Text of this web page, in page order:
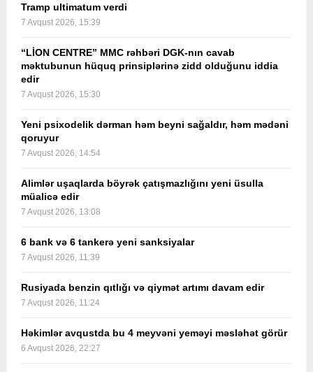
Tramp ultimatum verdi
7 Avqust 2026, 15:39
“LİON CENTRE” MMC rəhbəri DGK-nın cavab
məktubunun hüquq prinsiplərinə zidd olduğunu iddia
edir
7 Avqust 2026, 15:30
Yeni psixodelik dərman həm beyni sağaldır, həm mədəni
qoruyur
7 Avqust 2026, 14:54
Alimlər uşaqlarda böyrək çatışmazlığını yeni üsulla
müalicə edir
7 Avqust 2026, 13:08
6 bank və 6 tankerə yeni sanksiyalar
7 Avqust 2026, 11:39
Rusiyada benzin qıtlığı və qiymət artımı davam edir
7 Avqust 2026, 11:24
Həkimlər avqustda bu 4 meyvəni yeməyi məsləhət görür
6 Avqust 2026, 22:27